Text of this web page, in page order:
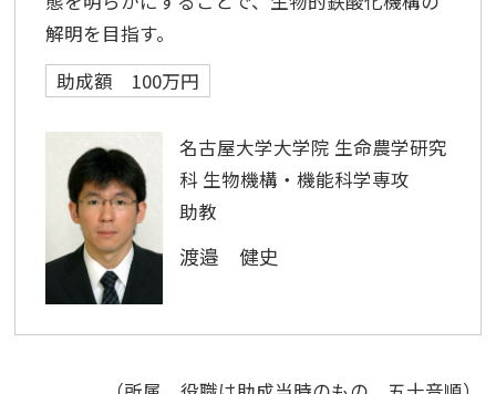
解明を目指す。
助成額 100万円
名古屋大学大学院 生命農学研究
科 生物機構・機能科学専攻
助教
渡邉 健史